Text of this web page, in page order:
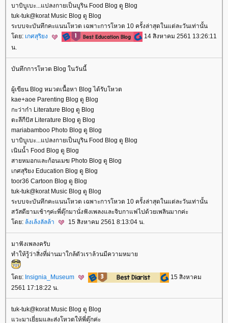
บาบิบูเบะ...แปลงกายเป็นบูริน Food Blog ดู Blog
tuk-tuk@korat Music Blog ดู Blog
ระบบจะบันทึกคะแนนโหวต เฉพาะการโหวต 10 ครั้งล่าสุดในแต่ละวันเท่านั้น
ดย: เกศสุริยง
14 สิงหาคม 2561 13:26:11
น.
บันทึกการโหวต Blog ในวันนี้
ผู้เขียน Blog หมวดเนื้อหา Blog ได้รับโหวต
kae+aoe Parenting Blog ดู Blog
กะว่าก๋า Literature Blog ดู Blog
ตะลีกีปัส Literature Blog ดู Blog
mariabamboo Photo Blog ดู Blog
บาบิบูเบะ...แปลงกายเป็นบูริน Food Blog ดู Blog
เนินน้ำ Food Blog ดู Blog
สายหมอกและก้อนเมฆ Photo Blog ดู Blog
เกศสุริยง Education Blog ดู Blog
toor36 Cartoon Blog ดู Blog
tuk-tuk@korat Music Blog ดู Blog
ระบบจะบันทึกคะแนนโหวต เฉพาะการโหวต 10 ครั้งล่าสุดในแต่ละวันเท่านั้น
สวัสดียามเช้าๆค่ะพี่ตุ๊กมานั่งฟังเพลงและจิบกาแฟไปด้วยเพลินมากค่ะ
ดย: ล้งเล้งลัลล้า 15 สิงหาคม 2561 8:13:04 น.
มาฟังเพลงครับ
ทำให้รู้ว่าสิ่งที่ผ่านมาใกล้ตัวเราล้วนมีความหมา
ดย: Insignia_Museum
15 สิงหาคม
2561 17:18:22 น.
tuk-tuk@korat Music Blog ดู Blog
วะมาเยี่ยมและส่งโหวตให้พี่ตุ๊กค่ะ